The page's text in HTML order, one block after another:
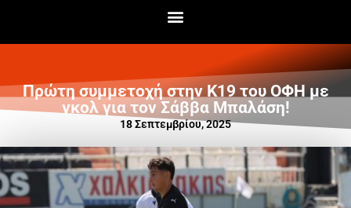
Πρώτη συμμετοχή στην Κ19 του ΟΦΗ με
γκολ για τον Σάββα Μπαλάση!
18 Σεπτεμβρίου, 2025